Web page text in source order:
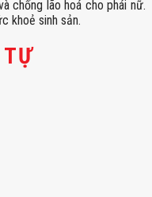
chống lão hoá cho phái nữ.
khoẻ sinh sản.
TỰ